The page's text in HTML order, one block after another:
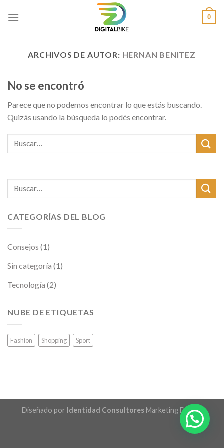
0
ARCHIVOS DE AUTOR: HERNAN BENITEZ
No se encontró
Parece que no podemos encontrar lo que estás buscando.
Quizás usando la búsqueda lo podés encontrar.
CATEGORÍAS DEL BLOG
Consejos (1)
Sin categoría (1)
Tecnología (2)
NUBE DE ETIQUETAS
Fashion Shopping Sport
Diseñado por Identidad Consultores Marketing Digital.